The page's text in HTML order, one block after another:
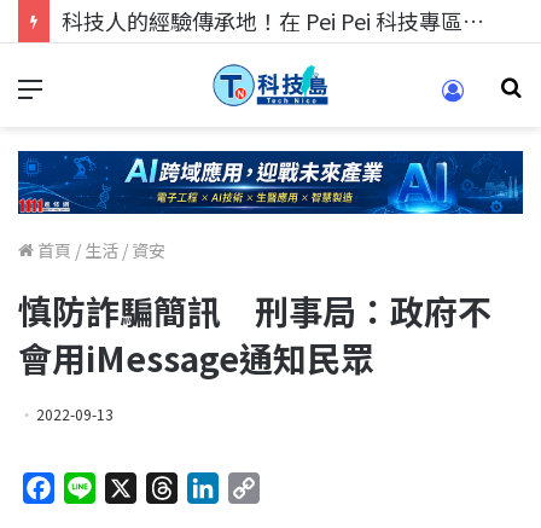
科技人找工作，就到TECH+ 科技專區!
首頁 / 生活 / 資安
慎防詐騙簡訊 刑事局：政府不
會用iMessage通知民眾
2022-09-13